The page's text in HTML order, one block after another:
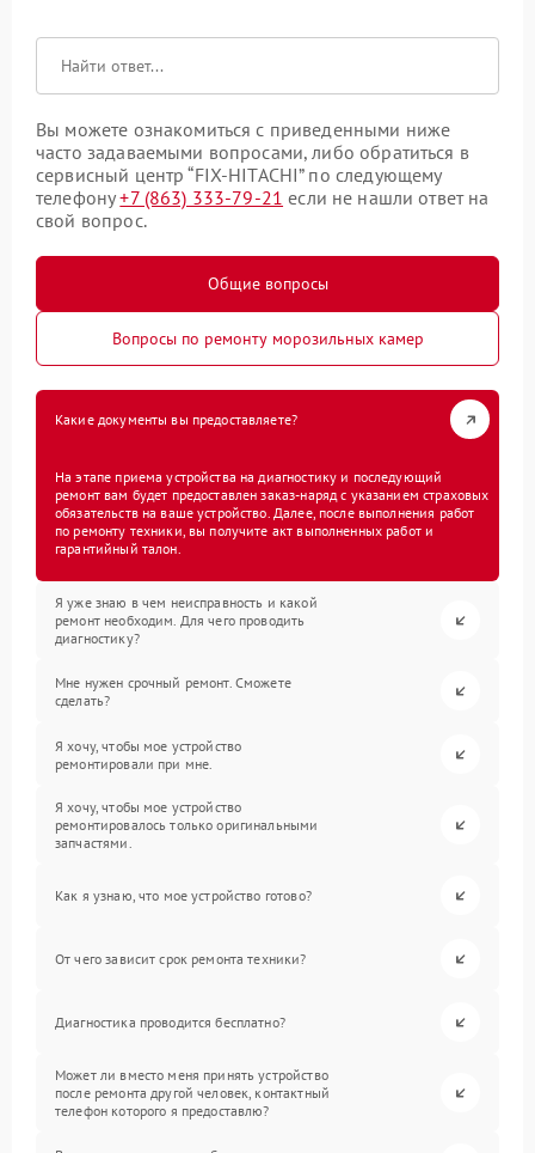
Вы можете ознакомиться с приведенными ниже
часто задаваемыми вопросами, либо обратиться в
сервисный центр “FIX-HITACHI” по следующему
телефону+7 (863) 333-79-21 если не нашли ответ на
свой вопрос.
Общие вопросы
Вопросы по ремонту морозильных камер
Какие документы вы предоставляете?
На этапе приема устройства на диагностику и последующий
ремонт вам будет предоставлен заказ-наряд с указанием страховых
обязательств на ваше устройство. Далее, после выполнения работ
по ремонту техники, вы получите акт выполненных работ и
гарантийный талон.
Я уже знаю в чем неисправность и какой
ремонт необходим. Для чего проводить
диагностику?
Мне нужен срочный ремонт. Сможете
сделать?
Я хочу, чтобы мое устройство
ремонтировали при мне.
Я хочу, чтобы мое устройство
ремонтировалось только оригинальными
запчастями.
Как я узнаю, что мое устройство готово?
От чего зависит срок ремонта техники?
Диагностика проводится бесплатно?
Может ли вместо меня принять устройство
после ремонта другой человек, контактный
телефон которого я предоставлю?